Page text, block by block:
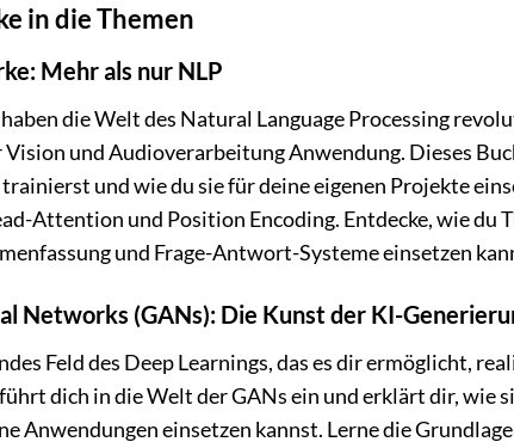
in die Themen
Mehr als nur NLP
die Welt des Natural Language Processing
und Audioverarbeitung Anwendung. Dieses
und wie du sie für deine eigenen Projekte
Attention und Position Encoding. Entdecke, wie du
und Frage-Antwort-Systeme einsetzen
Networks (GANs): Die Kunst der KI-
Feld des Deep Learnings, das es dir ermöglicht,
dich in die Welt der GANs ein und erklärt dir, wie
Anwendungen einsetzen kannst. Lerne die